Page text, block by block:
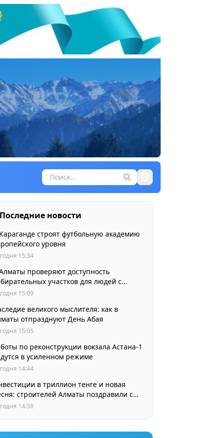
Последние новости
строят футбольную академию
уровня
15:34
проверяют доступность
участков для людей с
15:09
великого мыслителя: как в
отпразднуют День Абая
15:05
по реконструкции вокзала Астана-1
в усиленном режиме
14:44
в триллион тенге и новая
строителей Алматы поздравили с
праздником
14:38